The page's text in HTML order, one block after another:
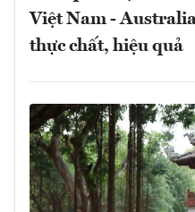
Việt Nam -
thực chất, hiệu quả